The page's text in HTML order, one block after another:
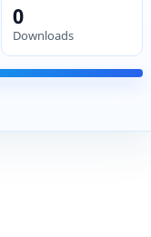
0
Downloads